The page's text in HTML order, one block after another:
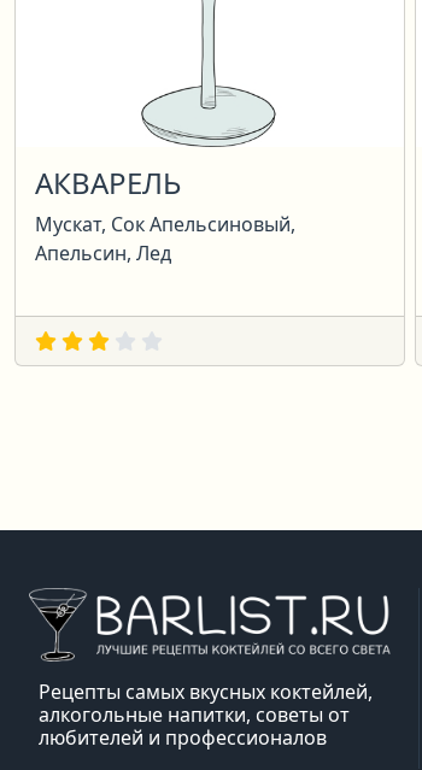
АКВАРЕЛЬ
Мускат, Сок Апельсиновый,
Апельсин, Лед
Рецепты самых вкусных коктейлей,
алкогольные напитки, советы от
любителей и профессионалов